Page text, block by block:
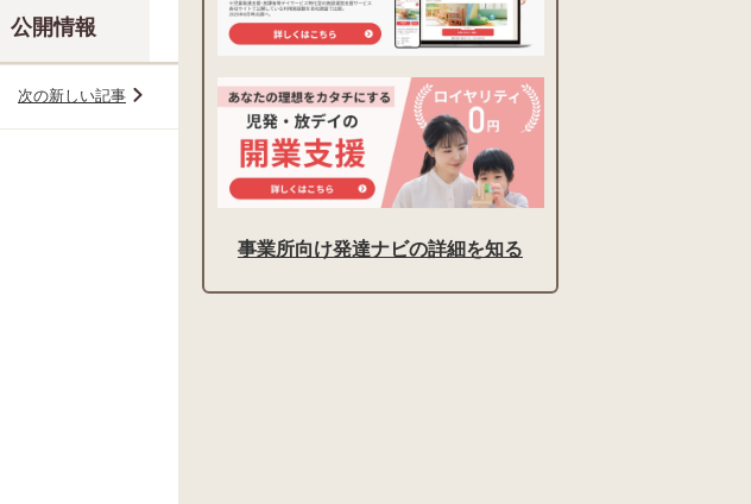
公開情報
次の新しい記事
事業所向け発達ナビの詳細を知る